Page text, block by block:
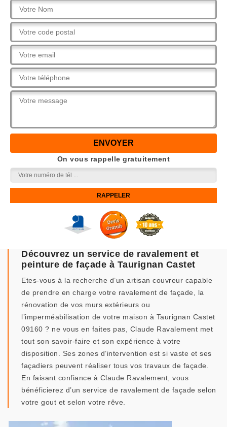
On vous rappelle gratuitement
Découvrez un service de ravalement et
peinture de façade à Taurignan Castet
Etes-vous à la recherche d’un artisan couvreur capable
de prendre en charge votre ravalement de façade, la
rénovation de vos murs extérieurs ou
l’imperméabilisation de votre maison à Taurignan Castet
09160 ? ne vous en faites pas, Claude Ravalement met
tout son savoir-faire et son expérience à votre
disposition. Ses zones d’intervention est si vaste et ses
façadiers peuvent réaliser tous vos travaux de façade.
En faisant confiance à Claude Ravalement, vous
bénéficierez d’un service de ravalement de façade selon
votre gout et selon votre rêve.